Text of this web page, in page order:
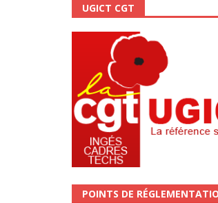
UGICT CGT
POINTS DE